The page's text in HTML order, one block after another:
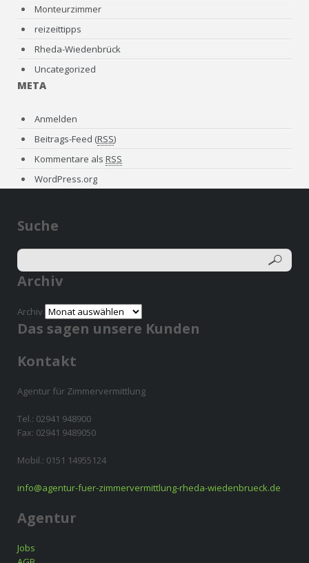
Monteurzimmer
reizeittipps
Rheda-Wiedenbrück
Uncategorized
META
Anmelden
Beitrags-Feed (RSS)
Kommentare alsRSS
WordPress.org
Suche
Archiv
Archiv
Das sagen unsere Kunden
Kontakt
Agentur für Zimmervermittlung
Tel.: 02941 948900
Fax: 02941 9489050
Mobil.: 0151 14955124
info@agentur-fuer-zimmervermittlung-rheda-wiedenbrueck.de
Agentur
Jobs